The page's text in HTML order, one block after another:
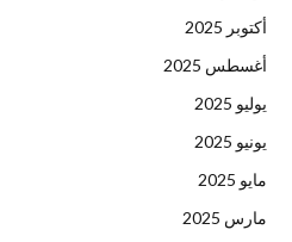
أكتوبر 2025
أغسطس 2025
يوليو 2025
يونيو 2025
مايو 2025
مارس 2025